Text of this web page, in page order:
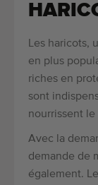
Les haricots,
en plus
riches en
sont
nourrissent
Avec la
demande de
également.